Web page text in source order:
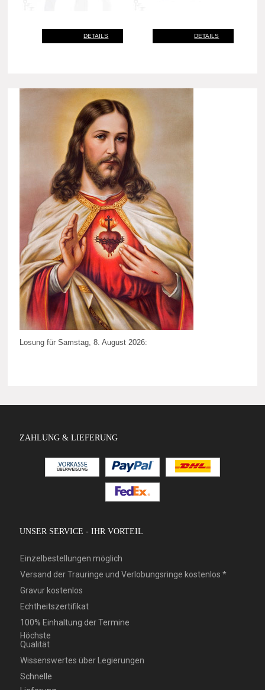
DETAILS DETAILS
Losung für Samstag, 8. August 2026:
ZAHLUNG & LIEFERUNG
UNSER SERVICE - IHR VORTEIL
Einzelbestellungen möglich
Versand der Trauringe und Verlobungsringe kostenlos *
Gravur kostenlos
Echtheitszertifikat
100% Einhaltung der Termine
Höchste
Qualität
Wissenswertes über Legierungen
Schnelle